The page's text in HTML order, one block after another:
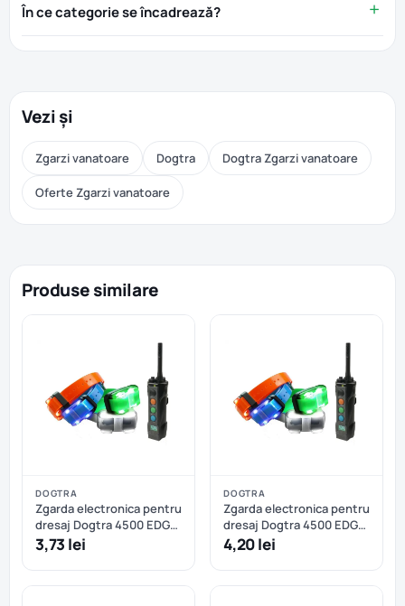
În ce categorie se încadrează?
Vezi și
Zgarzi vanatoare Dogtra Dogtra Zgarzi vanatoare
Oferte Zgarzi vanatoare
Produse similare
DOGTRA
Zgarda electronica pentru
dresaj Dogtra 4500 EDGE
- 3 câini
3,73 lei
DOGTRA
Zgarda electronica pentru
dresaj Dogtra 4500 EDGE
- 4 câini
4,20 lei